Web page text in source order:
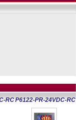
RCP6122-PR-24VDC-RC